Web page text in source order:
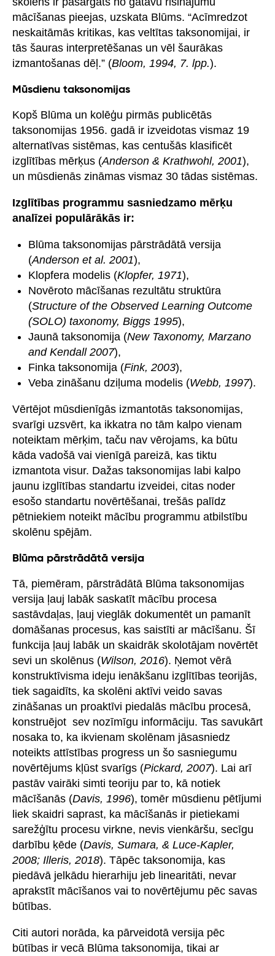
mācīšanas pieejas, uzskata Blūms. “Acīmredzot
neskaitāmās kritikas, kas veltītas taksonomijai, ir
tās šauras interpretēšanas un vēl šaurākas
izmantošanas dēļ.” (Bloom, 1994, 7. lpp.).
Mūsdienu taksonomijas
Kopš Blūma un kolēģu pirmās publicētās
taksonomijas 1956. gadā ir izveidotas vismaz 19
alternatīvas sistēmas, kas centušās klasificēt
izglītības mērķus (Anderson & Krathwohl, 2001),
un mūsdienās zināmas vismaz 30 tādas sistēmas.
Izglītības programmu sasniedzamo mērķu
analīzei populārākās ir:
Blūma taksonomijas pārstrādātā versija
(Anderson et al. 2001),
Klopfera modelis (Klopfer, 1971),
Novēroto mācīšanas rezultātu struktūra
(Structure of the Observed Learning Outcome
(SOLO) taxonomy, Biggs 1995),
Jaunā taksonomija (New Taxonomy, Marzano
and Kendall 2007),
Finka taksonomija (Fink, 2003),
Veba zināšanu dziļuma modelis (Webb, 1997).
Vērtējot mūsdienīgās izmantotās taksonomijas,
svarīgi uzsvērt, ka ikkatra no tām kalpo vienam
noteiktam mērķim, taču nav vērojams, ka būtu
kāda vadošā vai vienīgā pareizā, kas tiktu
izmantota visur. Dažas taksonomijas labi kalpo
jaunu izglītības standartu izveidei, citas noder
esošo standartu novērtēšanai, trešās palīdz
pētniekiem noteikt mācību programmu atbilstību
skolēnu spējām.
Blūma pārstrādātā versija
Tā, piemēram, pārstrādātā Blūma taksonomijas
versija ļauj labāk saskatīt mācību procesa
sastāvdaļas, ļauj vieglāk dokumentēt un pamanīt
domāšanas procesus, kas saistīti ar mācīšanu. Šī
funkcija ļauj labāk un skaidrāk skolotājam novērtēt
sevi un skolēnus (Wilson, 2016). Ņemot vērā
konstruktīvisma ideju ienākšanu izglītības teorijās,
tiek sagaidīts, ka skolēni aktīvi veido savas
zināšanas un proaktīvi piedalās mācību procesā,
konstruējot sev nozīmīgu informāciju. Tas savukārt
nosaka to, ka ikvienam skolēnam jāsasniedz
noteikts attīstības progress un šo sasniegumu
novērtējums kļūst svarīgs (Pickard, 2007). Lai arī
pastāv vairāki simti teoriju par to, kā notiek
mācīšanās (Davis, 1996), tomēr mūsdienu pētījumi
liek skaidri saprast, ka mācīšanās ir pietiekami
sarežģītu procesu virkne, nevis vienkāršu, secīgu
darbību ķēde (Davis, Sumara, & Luce-Kapler,
2008; Illeris, 2018). Tāpēc taksonomija, kas
piedāvā jelkādu hierarhiju jeb linearitāti, nevar
aprakstīt mācīšanos vai to novērtējumu pēc savas
būtības.
Citi autori norāda, ka pārveidotā versija pēc
būtības ir vecā Blūma taksonomija, tikai ar